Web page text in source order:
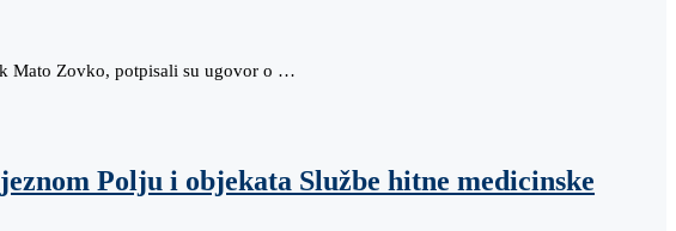
Mato Zovko, potpisali su ugovor o …
Polju i objekata Službe hitne medicinske